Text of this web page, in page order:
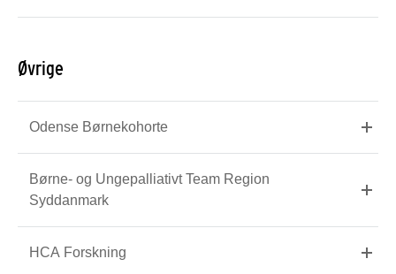
Øvrige
Odense Børnekohorte
Børne- og Ungepalliativt Team Region
Syddanmark
HCA Forskning